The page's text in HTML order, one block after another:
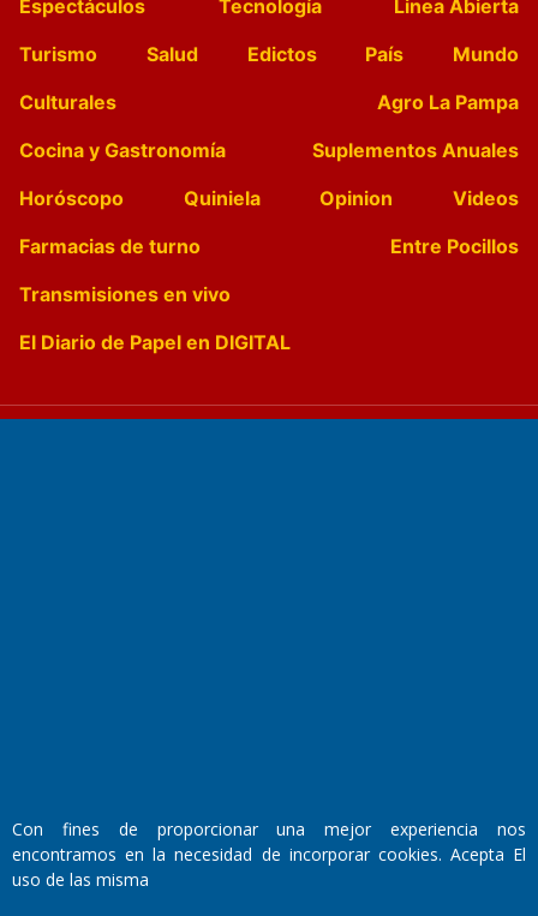
Espectáculos
Tecnología
Linea Abierta
Turismo
Salud Edictos País
Mundo
Culturales
Agro La Pampa
Cocina y Gastronomía
Suplementos Anuales
Horóscopo
Quiniela Opinion
Videos
Farmacias de turno
Entre Pocillos
Transmisiones en vivo
El Diario de Papel en DIGITAL
Walter René Goñi
Con fines de proporcionar una mejor experiencia nos
encontramos en la necesidad de incorporar cookies. Acepta El
uso de las misma